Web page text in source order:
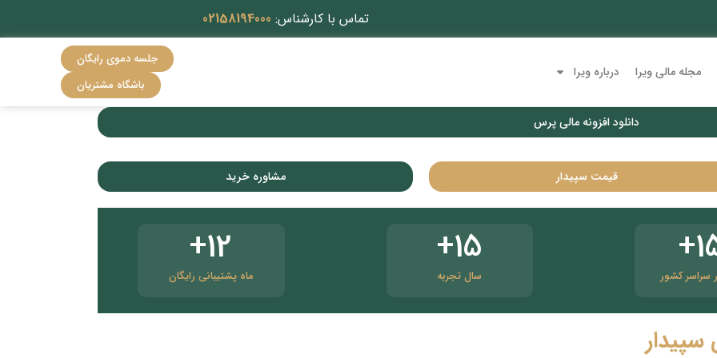
تماس با کارشناس: 02158194000
مجله مالی ویرا درباره ویرا
جلسه دموی رایگان
باشگاه مشتریان
دانلود افزونه مالی پرس
قیمت سپیدار مشاوره خرید
سراسر کشور
+
سال تجربه
15
+
ماه پشتیبانی رایگان
12
+